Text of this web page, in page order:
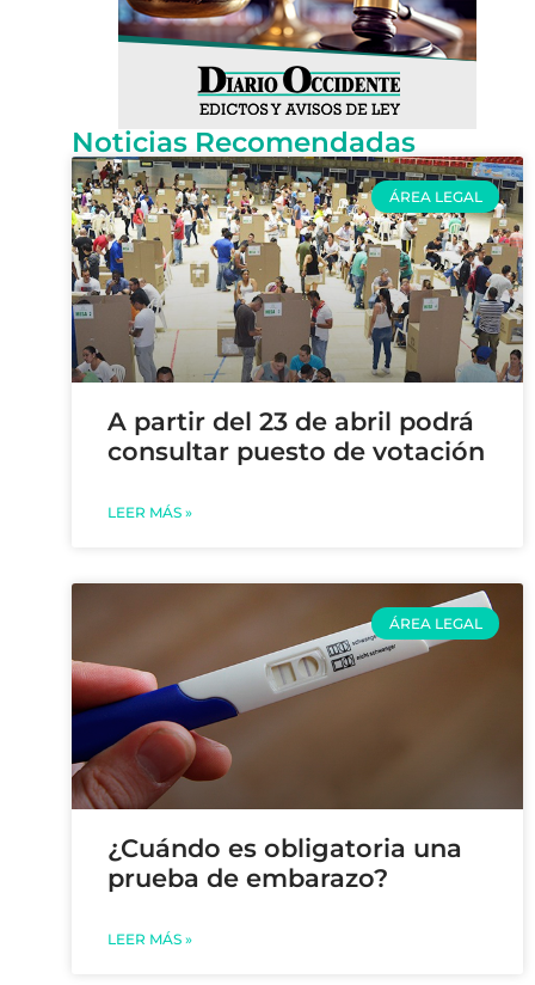
Noticias Recomendadas
ÁREA LEGAL
A partir del 23 de abril podrá
consultar puesto de votación
LEER MÁS »
ÁREA LEGAL
¿Cuándo es obligatoria una
prueba de embarazo?
LEER MÁS »